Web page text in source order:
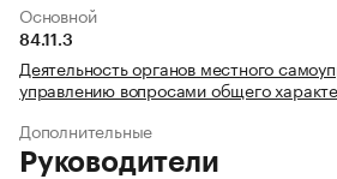
Основной
84.11.3
Деятельность органов местного
управлению вопросами общего
Дополнительные
Руководители